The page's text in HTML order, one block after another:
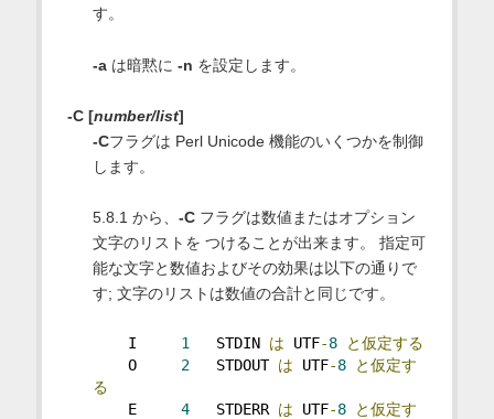
す。
-aは暗黙に -n を設定します。
-C [number/list]
-Cフラグは Perl Unicode 機能のいくつかを制御
します。
5.8.1 から、 -Cフラグは数値またはオプション
文字のリストを つけることが出来ます。 指定可
能な文字と数値およびその効果は以下の通りで
す; 文字のリストは数値の合計と同じです。
I 1 STDIN は UTF-8
と仮定する
O 2 STDOUT は UTF-8
と仮定す
る
E 4 STDERR は UTF-8
と仮定す